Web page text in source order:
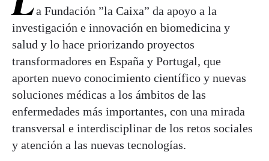
a Fundación ”la Caixa” da apoyo a la
investigación e innovación en biomedicina y
salud y lo hace priorizando proyectos
transformadores en España y Portugal, que
aporten nuevo conocimiento científico y nuevas
soluciones médicas a los ámbitos de las
enfermedades más importantes, con una mirada
transversal e interdisciplinar de los retos sociales
y atención a las nuevas tecnologías.